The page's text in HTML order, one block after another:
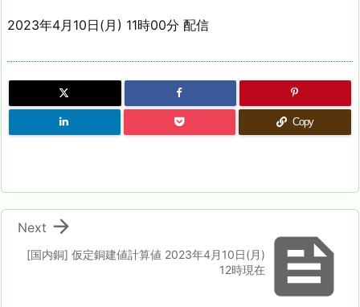
2023年4月10日(月) 11時00分 配信
Copy

[国内銅] 仮定銅建値計算値 2023年4月10日(月)
12時現在

Next